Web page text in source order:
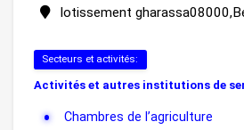
lotissement
Secteurs et activités:
Activités et autres institutions de
Chambres de l’agriculture